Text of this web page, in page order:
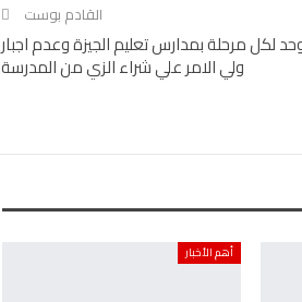
القادم بوست
لكل مرحلة بمدارس تعليم الجيزة وعدم اجبار
ولي الامر علي شراء الزي من المدرسة
أهم الأخبار